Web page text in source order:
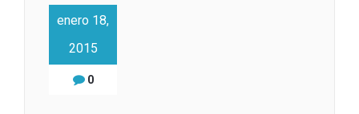
enero 18,
2015
0